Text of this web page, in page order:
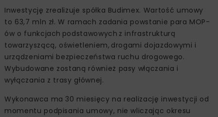
Inwestycję zrealizuje spółka Budimex. Wartość umowy
to 63,7 mln zł. W ramach zadania powstanie para MOP-
ów o funkcjach podstawowych z infrastrukturą
towarzyszącą, oświetleniem, drogami dojazdowymi i
urządzeniami bezpieczeństwa ruchu drogowego.
Wybudowane zostaną również pasy włączania i
wyłączania z trasy głównej.
Wykonawca ma 30 miesięcy na realizację inwestycji od
momentu podpisania umowy, nie wliczając okresu